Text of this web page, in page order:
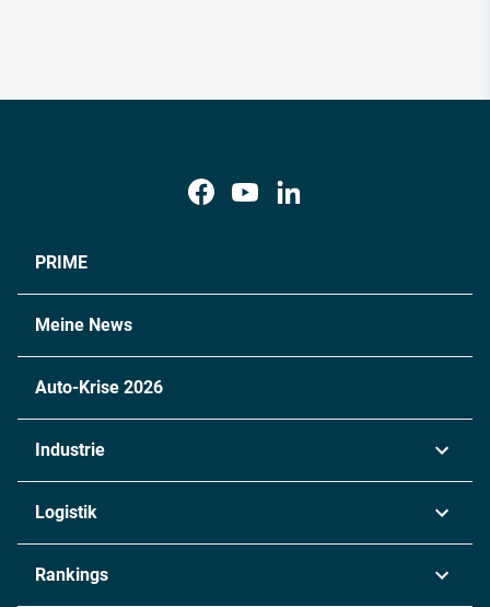
PRIME
Meine News
Auto-Krise 2026
Industrie
Chemie
Logistik
Rankings